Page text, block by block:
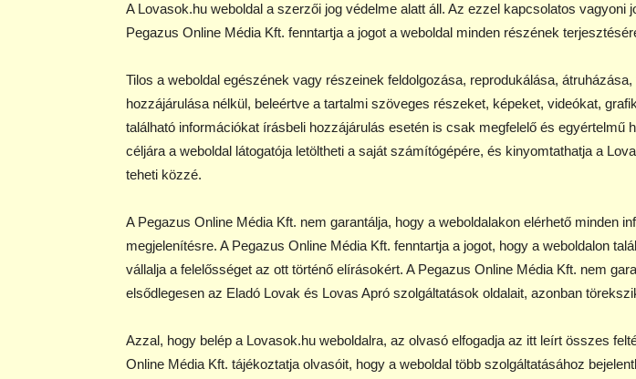
A Lovasok.hu weboldal a szerzői jog védelme alatt áll. Az ezzel kapcsolatos
Pegazus Online Média Kft. fenntartja a jogot a weboldal minden részének
Tilos a weboldal egészének vagy részeinek feldolgozása, reprodukálása,
hozzájárulása nélkül, beleértve a tartalmi szöveges részeket, képeket, videókat,
található információkat írásbeli hozzájárulás esetén is csak megfelelő és
céljára a weboldal látogatója letöltheti a saját számítógépére, és kinyomtathatja a
teheti közzé.
A Pegazus Online Média Kft. nem garantálja, hogy a weboldalakon elérhető minden
megjelenítésre. A Pegazus Online Média Kft. fenntartja a jogot, hogy a weboldalon
vállalja a felelősséget az ott történő elírásokért. A Pegazus Online Média Kft. nem
elsődlegesen az Eladó Lovak és Lovas Apró szolgáltatások oldalait, azonban
Azzal, hogy belép a Lovasok.hu weboldalra, az olvasó elfogadja az itt leírt összes
Online Média Kft. tájékoztatja olvasóit, hogy a weboldal több szolgáltatásához